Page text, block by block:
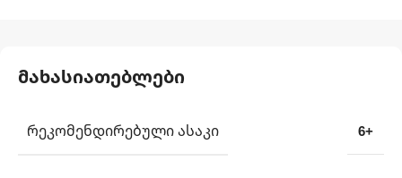
მახასიათებლები
ᲠᲔᲙᲝᲛᲔᲜᲓᲘᲠᲔᲑᲣᲚᲘ ᲐᲡᲐᲙᲘ 6+